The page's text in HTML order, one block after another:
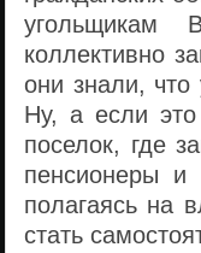
угольщикам
коллективно
они знали, что
Ну, а если это
поселок, где
пенсионеры
полагаясь на
стать